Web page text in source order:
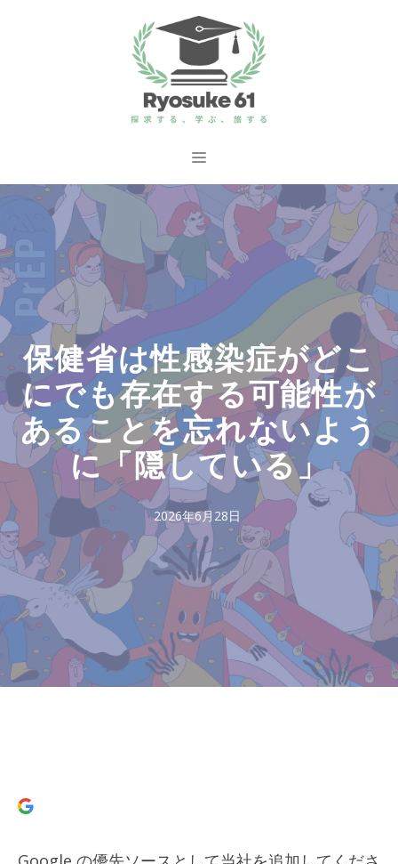
ス
ッ
プ
メ
ニ
ュ
ー
保健省は性感染症がどこ
にでも存在する可能性が
あることを忘れないよう
に「隠している」
2026年6月28日